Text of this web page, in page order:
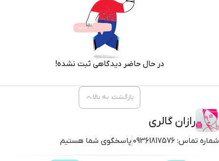
در حال حاضر دیدگاهی ثبت نشده!
رازان گالری
شماره تماس: 09361817576 پاسخگوی شما هستیم
بازگشت به بالا